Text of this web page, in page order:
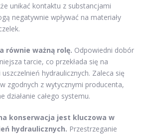
unikać kontaktu z substancjami
negatywnie wpływać na materiały
równie ważną rolę. Odpowiedni dobór
tarcie, co przekłada się na
hydraulicznych. Zaleca się
zgodnych z wytycznymi producenta,
działanie całego systemu.
konserwacja jest kluczowa w
hydraulicznych. Przestrzeganie